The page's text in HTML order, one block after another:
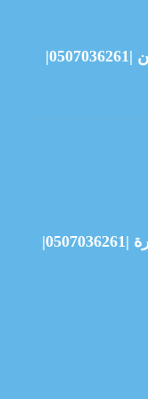
شركة تعقيم منازل في ام القيوين |0507036261|
شركة مكافحة الثعابين في الفجيرة |0507036261|